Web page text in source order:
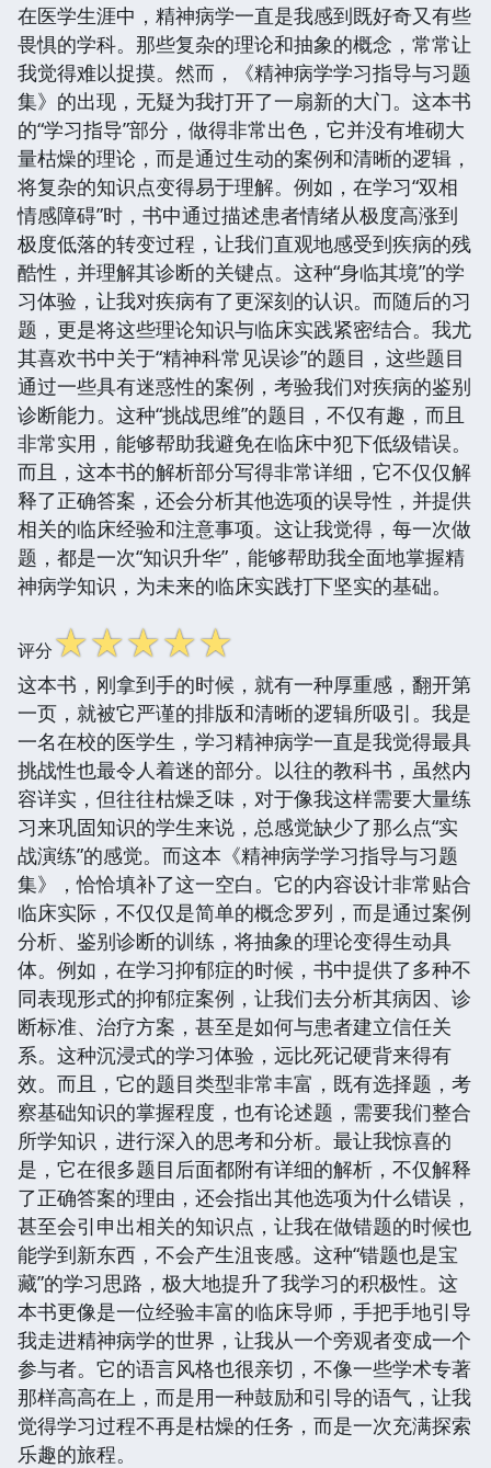
在医学生涯中，精神病学一直是我感到既好奇又有些
畏惧的学科。那些复杂的理论和抽象的概念，常常让
我觉得难以捉摸。然而，《精神病学学习指导与习题
集》的出现，无疑为我打开了一扇新的大门。这本书
的“学习指导”部分，做得非常出色，它并没有堆砌大
量枯燥的理论，而是通过生动的案例和清晰的逻辑，
将复杂的知识点变得易于理解。例如，在学习“双相
情感障碍”时，书中通过描述患者情绪从极度高涨到
极度低落的转变过程，让我们直观地感受到疾病的残
酷性，并理解其诊断的关键点。这种“身临其境”的学
习体验，让我对疾病有了更深刻的认识。而随后的习
题，更是将这些理论知识与临床实践紧密结合。我尤
其喜欢书中关于“精神科常见误诊”的题目，这些题目
通过一些具有迷惑性的案例，考验我们对疾病的鉴别
诊断能力。这种“挑战思维”的题目，不仅有趣，而且
非常实用，能够帮助我避免在临床中犯下低级错误。
而且，这本书的解析部分写得非常详细，它不仅仅解
释了正确答案，还会分析其他选项的误导性，并提供
相关的临床经验和注意事项。这让我觉得，每一次做
题，都是一次“知识升华”，能够帮助我全面地掌握精
神病学知识，为未来的临床实践打下坚实的基础。
评分☆☆☆☆☆
这本书，刚拿到手的时候，就有一种厚重感，翻开第
一页，就被它严谨的排版和清晰的逻辑所吸引。我是
一名在校的医学生，学习精神病学一直是我觉得最具
挑战性也最令人着迷的部分。以往的教科书，虽然内
容详实，但往往枯燥乏味，对于像我这样需要大量练
习来巩固知识的学生来说，总感觉缺少了那么点“实
战演练”的感觉。而这本《精神病学学习指导与习题
集》，恰恰填补了这一空白。它的内容设计非常贴合
临床实际，不仅仅是简单的概念罗列，而是通过案例
分析、鉴别诊断的训练，将抽象的理论变得生动具
体。例如，在学习抑郁症的时候，书中提供了多种不
同表现形式的抑郁症案例，让我们去分析其病因、诊
断标准、治疗方案，甚至是如何与患者建立信任关
系。这种沉浸式的学习体验，远比死记硬背来得有
效。而且，它的题目类型非常丰富，既有选择题，考
察基础知识的掌握程度，也有论述题，需要我们整合
所学知识，进行深入的思考和分析。最让我惊喜的
是，它在很多题目后面都附有详细的解析，不仅解释
了正确答案的理由，还会指出其他选项为什么错误，
甚至会引申出相关的知识点，让我在做错题的时候也
能学到新东西，不会产生沮丧感。这种“错题也是宝
藏”的学习思路，极大地提升了我学习的积极性。这
本书更像是一位经验丰富的临床导师，手把手地引导
我走进精神病学的世界，让我从一个旁观者变成一个
参与者。它的语言风格也很亲切，不像一些学术专著
那样高高在上，而是用一种鼓励和引导的语气，让我
觉得学习过程不再是枯燥的任务，而是一次充满探索
乐趣的旅程。